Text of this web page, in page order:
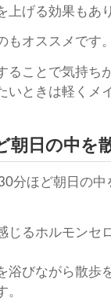
上げる効果もあ
もオススメです。
ることで気持ち
いときは軽くメ
朝日の中を
分ほど朝日の中
じるホルモンセ
浴びながら散歩
。